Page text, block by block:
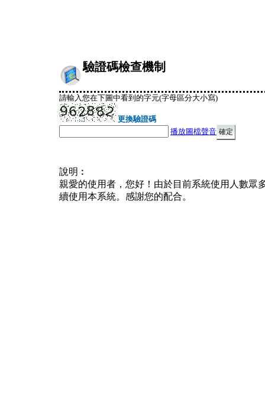
驗證碼檢查機制
請輸入您在下圖中看到的字元(字母區分大小寫)
更換驗證碼
播放圖檔聲音
說明︰
親愛的使用者，您好！由於目前系統使用人數眾
續使用本系統。感謝您的配合。